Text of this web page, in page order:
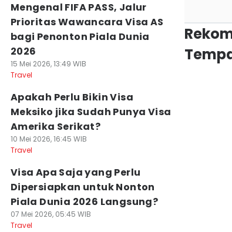
Mengenal FIFA PASS, Jalur
Prioritas Wawancara Visa AS
bagi Penonton Piala Dunia
2026
15 Mei 2026, 13:49 WIB
Travel
Apakah Perlu Bikin Visa
Meksiko jika Sudah Punya Visa
Amerika Serikat?
10 Mei 2026, 16:45 WIB
Travel
Visa Apa Saja yang Perlu
Dipersiapkan untuk Nonton
Piala Dunia 2026 Langsung?
07 Mei 2026, 05:45 WIB
Travel